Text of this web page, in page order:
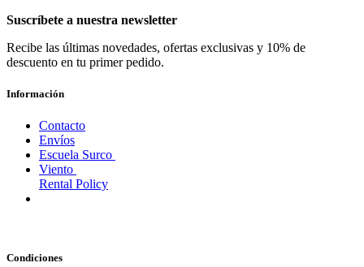
Suscríbete a nuestra newsletter
Recibe las últimas novedades, ofertas exclusivas y 10% de
descuento en tu primer pedido.
Información
Contacto
Envíos
Escuela Surco
Viento
Rental Policy
Condiciones